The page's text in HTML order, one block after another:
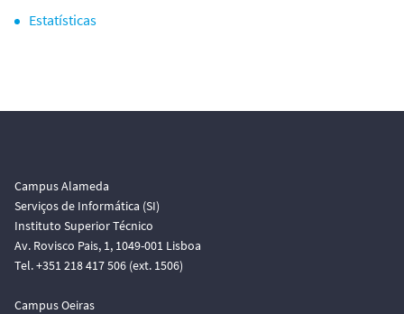
Estatísticas
Campus Alameda
Serviços de Informática (SI)
Instituto Superior Técnico
Av. Rovisco Pais, 1, 1049-001 Lisboa
Tel. +351 218 417 506 (ext. 1506)
Campus Oeiras